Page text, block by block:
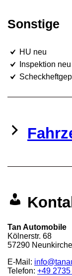
Sonstige
HU neu
Inspektion neu
Tan Automobile
Kölnerstr. 68
57290
E-Mail:
Telefon: +49